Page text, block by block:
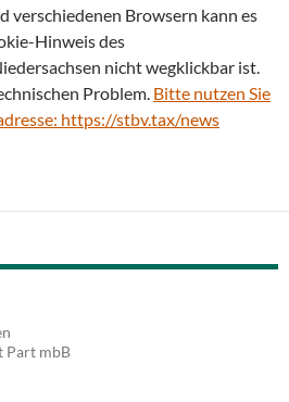
verschiedenen Browsern kann es
Hinweis des
nicht wegklickbar ist.
Problem. Bitte nutzen Sie
https://stbv.tax/news
Part mbB